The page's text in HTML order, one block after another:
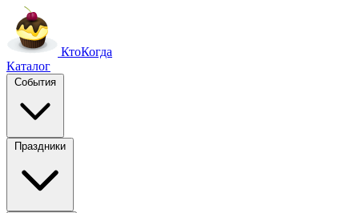
КтоКогда
Каталог
События
Праздники